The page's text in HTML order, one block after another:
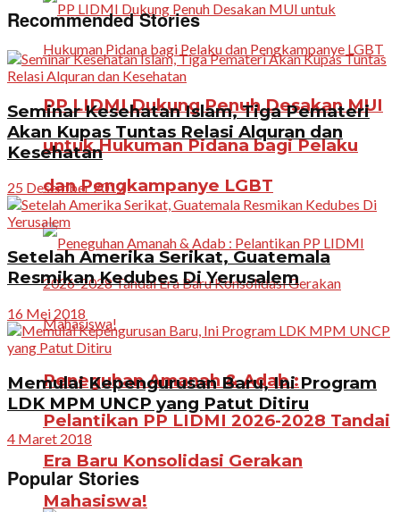
PP LIDMI Dukung Penuh Desakan MUI
untuk Hukuman Pidana bagi Pelaku
dan Pengkampanye LGBT
Peneguhan Amanah & Adab :
Pelantikan PP LIDMI 2026-2028 Tandai
Era Baru Konsolidasi Gerakan
Mahasiswa!
Recommended Stories
Seminar Kesehatan Islam, Tiga Pemateri
Akan Kupas Tuntas Relasi Alquran dan
Kesehatan
25 Desember 2017
Setelah Amerika Serikat, Guatemala
Resmikan Kedubes Di Yerusalem
16 Mei 2018
Memulai Kepengurusan Baru, Ini Program
LDK MPM UNCP yang Patut Ditiru
4 Maret 2018
Popular Stories